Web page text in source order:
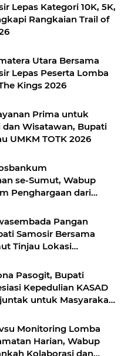
Lepas Kategori 10K, 5K,
Rangkaian Trail of
Utara Bersama
Lepas Peserta Lomba
Kings 2026
Prima untuk
dan Wisatawan, Bupati
UMKM TOTK 2026
se-Sumut, Wabup
Penghargaan dari
Pangan
Samosir Bersama
Tinjau Lokasi
Pasogit, Bupati
Kepedulian KASAD
untuk Masyarakat
Monitoring Lomba
Harian, Wabup
Kolaborasi dan